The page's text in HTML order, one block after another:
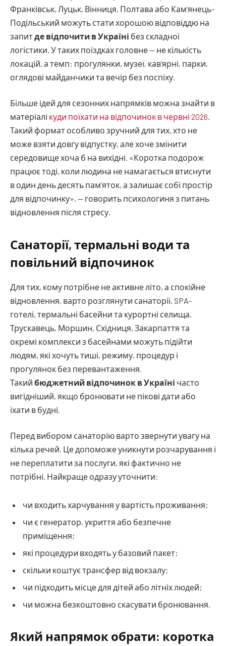
Франківськ, Луцьк, Вінниця, Полтава або Кам’янець-
Подільський можуть стати хорошою відповіддю на
запит де відпочити в Україні без складної
логістики. У таких поїздках головне — не кількість
локацій, а темп: прогулянки, музеї, кав’ярні, парки,
оглядові майданчики та вечір без поспіху.
Більше ідей для сезонних напрямків можна знайти в
матеріалі куди поїхати на відпочинок в червні 2026.
Такий формат особливо зручний для тих, хто не
може взяти довгу відпустку, але хоче змінити
середовище хоча б на вихідні. «Коротка подорож
працює тоді, коли людина не намагається втиснути
в один день десять пам’яток, а залишає собі простір
для відпочинку», — говорить психологиня з питань
відновлення після стресу.
Санаторії, термальні води та
повільний відпочинок
Для тих, кому потрібне не активне літо, а спокійне
відновлення, варто розглянути санаторії, SPA-
готелі, термальні басейни та курортні селища.
Трускавець, Моршин, Східниця, Закарпаття та
окремі комплекси з басейнами можуть підійти
людям, які хочуть тиші, режиму, процедур і
прогулянок без перевантаження.
Такий бюджетний відпочинок в Україні часто
вигідніший, якщо бронювати не пікові дати або
їхати в будні.
Перед вибором санаторію варто звернути увагу на
кілька речей. Це допоможе уникнути розчарування і
не переплатити за послуги, які фактично не
потрібні. Найкраще одразу уточнити:
чи входить харчування у вартість проживання;
чи є генератор, укриття або безпечне
приміщення;
які процедури входять у базовий пакет;
скільки коштує трансфер від вокзалу;
чи підходить місце для дітей або літніх людей;
чи можна безкоштовно скасувати бронювання.
Який напрямок обрати: коротка